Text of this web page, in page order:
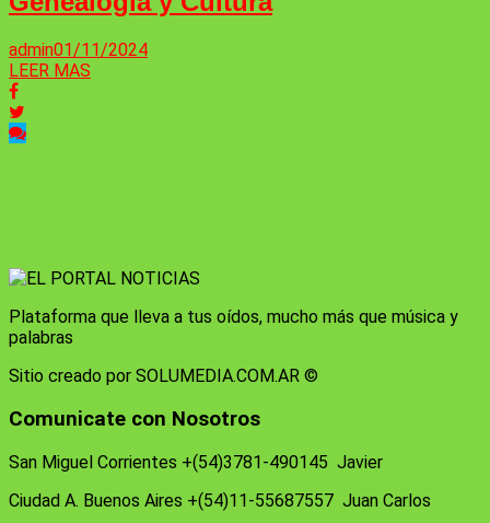
admin01/11/2024
LEER MAS
Plataforma que lleva a tus oídos, mucho más que música y
palabras
Sitio creado por SOLUMEDIA.COM.AR ©
Comunicate con Nosotros
San Miguel Corrientes +(54)3781-490145 Javier
Ciudad A. Buenos Aires +(54)11-55687557 Juan Carlos